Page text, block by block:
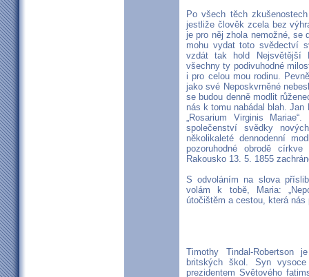
Po všech těch
jestliže člověk zcela bez
je pro něj zhola nemožné,
mohu vydat toto svědectví
vzdát tak hold Nejsvětější
všechny ty podivuhodné
i pro celou mou rodinu.
jako své Neposkvrněné
se budou denně modlit
nás k tomu nabádal blah.
„Rosarium Virginis
společenství svědky
několikaleté dennodenní
pozoruhodné obrodě
Rakousko 13. 5. 1855
S odvoláním na slova
volám k tobě, Maria:
útočištěm a cestou, která nás
Timothy Tindal-Robertson
britských škol. Syn
prezidentem Světového